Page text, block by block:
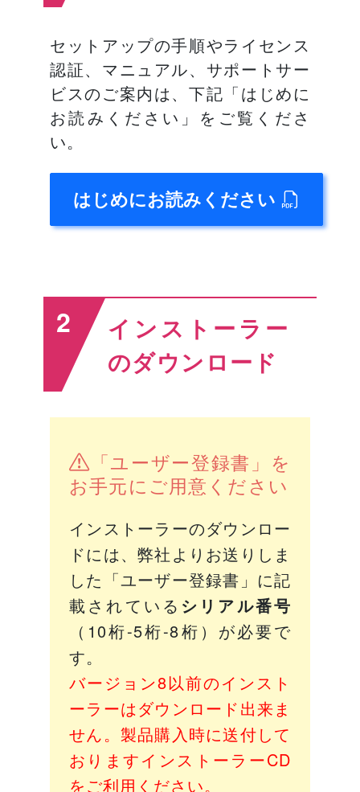
セットアップの手順やライセンス
認証、マニュアル、サポートサー
ビスのご案内は、下記「はじめに
お読みください」をご覧くださ
い。
はじめにお読みください
2
インストーラー
のダウンロード
「ユーザー登録書」を
お手元にご用意ください
インストーラーのダウンロー
ドには、弊社よりお送りしま
した「ユーザー登録書」に記
載されている シリアル番号
（10桁-5桁-8桁）が必要で
す。
バージョン8以前のインスト
ーラーはダウンロード出来ま
せん。製品購入時に送付して
おりますインストーラーCD
をご利用ください。